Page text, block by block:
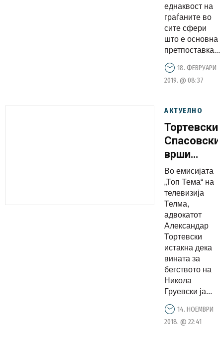
законски
вработен
еднаквост на
граѓаните во
сите сфери
што е основна
претпоставка...
18. ФЕВРУАРИ
2019. @ 08:37
АКТУЕЛНО
Тортевски:
Спасовски
врши
политички
притисок
врз судот,
доказ за
тоа е
денешната
одлука за
притвор
на
и
Во емисијата
„Топ Тема“ на
телевизија
Телма,
адвокатот
Александар
Тортевски
истакна дека
вината за
бегството на
Никола
Груевски ја...
14. НОЕМВРИ
2018. @ 22:41